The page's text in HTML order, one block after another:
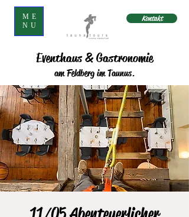
ME
NU
Kontakt
Eventhaus & Gastronomie
am Feldberg im Taunus.